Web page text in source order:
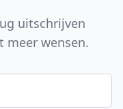
uitschrijven
meer wensen.